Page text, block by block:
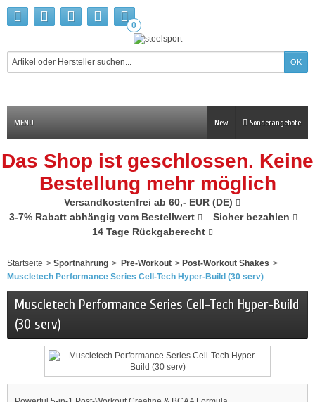
0
MENU Sonderangebote
New
Das Shop ist geschlossen. Keine
Bestellung mehr möglich
Versandkostenfrei ab 60,- EUR (DE)
3-7% Rabatt abhängig vom Bestellwert
Sicher bezahlen
14 Tage Rückgaberecht
Startseite > Sportnahrung > Pre-Workout > Post-Workout Shakes >
Muscletech Performance Series Cell-Tech Hyper-Build (30 serv)
Muscletech Performance Series Cell-Tech Hyper-Build
(30 serv)